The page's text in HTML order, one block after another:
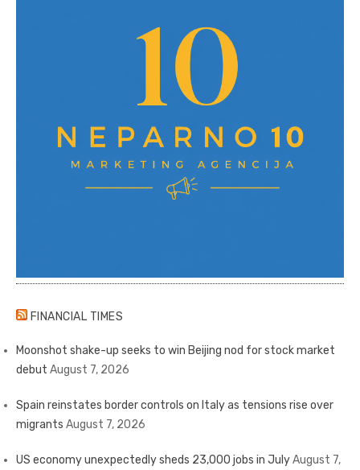
FINANCIAL TIMES
Moonshot shake-up seeks to win Beijing nod for stock market
debut August 7, 2026
Spain reinstates border controls on Italy as tensions rise over
migrants August 7, 2026
US economy unexpectedly sheds 23,000 jobs in JulyAugust 7,